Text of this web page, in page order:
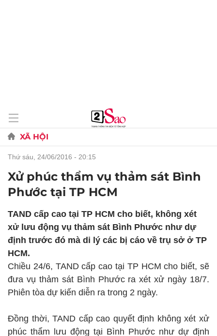
XÃ HỘI
thứ sáu, 24/06/2016 - 20:15
Xử phúc thẩm vụ thảm sát Bình
Phước tại TP HCM
TAND cấp cao tại TP HCM cho biết, không xét
xử lưu động vụ thảm sát Bình Phước như dự
định trước đó mà di lý các bị cáo về trụ sở ở TP
HCM.
Chiều 24/6, TAND cấp cao tại TP HCM cho biết, sẽ
đưa vụ thảm sát Bình Phước ra xét xử ngày 18/7.
Phiên tòa dự kiến diễn ra trong 2 ngày.
Đồng thời, TAND cấp cao quyết định không xét xử
phúc thẩm lưu động tại Bình Phước như dự định